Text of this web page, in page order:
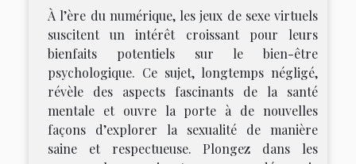
À l’ère du numérique, les jeux de sexe virtuels
suscitent un intérêt croissant pour leurs
bienfaits potentiels sur le bien-être
psychologique. Ce sujet, longtemps négligé,
révèle des aspects fascinants de la santé
mentale et ouvre la porte à de nouvelles
façons d’explorer la sexualité de manière
saine et respectueuse. Plongez dans les